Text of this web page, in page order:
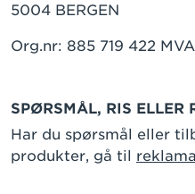
5004 BERGEN
Org.nr: 885 719 422 MVA
SPØRSMÅL, RIS ELLER
Har du spørsmål eller
produkter, gå til